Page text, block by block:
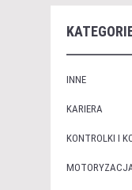
INNE
KARIERA
KONTROLKI I